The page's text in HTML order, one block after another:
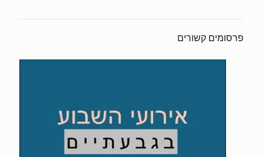
פרסומים קשורים